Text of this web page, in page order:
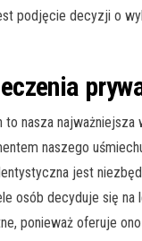
podjęcie decyzji o
to nasza najważniejsza
naszego
jest
osób decyduje się na
ponieważ oferuje